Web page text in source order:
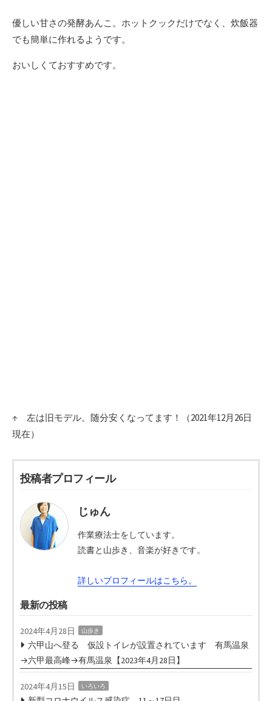
優しい甘さの発酵あんこ。ホットクックだけでなく、炊飯器
でも簡単に作れるようです。
おいしくておすすめです。
↑ 左は旧モデル。随分安くなってます！（2021年12月26日
現在）
投稿者プロフィール
じゅん
作業療法士をしています。
読書と山歩き、音楽が好きです。
詳しいプロフィールはこちら。
最新の投稿
2024年4月28日 山歩き
六甲山へ登る 仮設トイレが設置されています 有馬温泉
→六甲最高峰→有馬温泉【2023年4月28日】
2024年4月15日 いろいろ